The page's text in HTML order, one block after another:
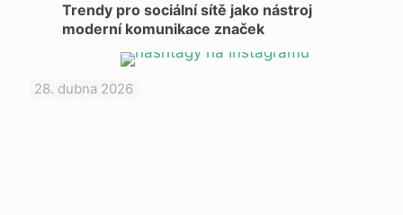
Trendy pro sociální sítě jako nástroj
moderní komunikace značek
28. dubna 2026